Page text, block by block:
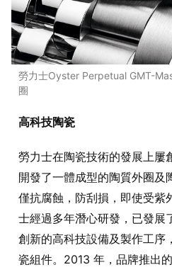
勞力士Oyster Perpetual GMT-
圈
高科技陶瓷
勞力士在陶瓷技術的發展上屢
開發了一體成型的陶質外圈及
僅抗腐蝕，防刮損，即使受紫
士經過多年潛心研發，已發展
創新的高科技設備及製作工序
瓷組件。2013 年，品牌推出